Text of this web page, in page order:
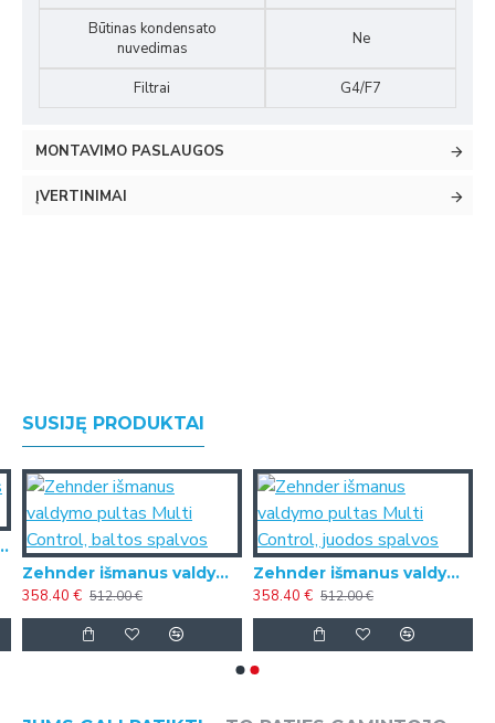
Būtinas kondensato
nuvedimas
Ne
Filtrai G4/F7
MONTAVIMO PASLAUGOS
ĮVERTINIMAI
SUSIJĘ PRODUKTAI
tenas ComfoAir Q
Zehnder išmanus valdymo pultas Multi Control, baltos spalvos
358.40 € 512.00 €
Zehnder išmanus valdymo pultas Multi Control, juodos spalvos
358.40 € 512.00 €